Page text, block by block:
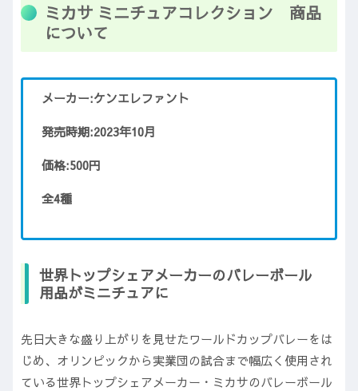
ミカサ ミニチュアコレクション 商品
について
メーカー:ケンエレファント
発売時期:2023年10月
価格:500円
全4種
世界トップシェアメーカーのバレーボール
用品がミニチュアに
先日大きな盛り上がりを見せたワールドカップバレーをは
じめ、オリンピックから実業団の試合まで幅広く使用され
ている世界トップシェアメーカー・ミカサのバレーボール